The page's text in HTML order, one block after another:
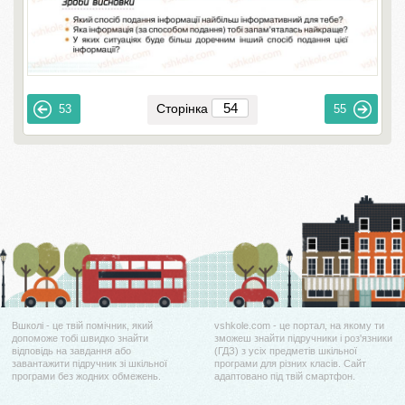
53 Сторінка 55
Вшколі - це твій помічник, який
допоможе тобі швидко знайти
відповідь на завдання або
завантажити підручник зі шкільної
програми без жодних обмежень.
vshkole.com - це портал, на якому ти
зможеш знайти підручники і роз'язники
(ГДЗ) з усіх предметів шкільної
програми для різних класів. Сайт
адаптовано під твій смартфон.